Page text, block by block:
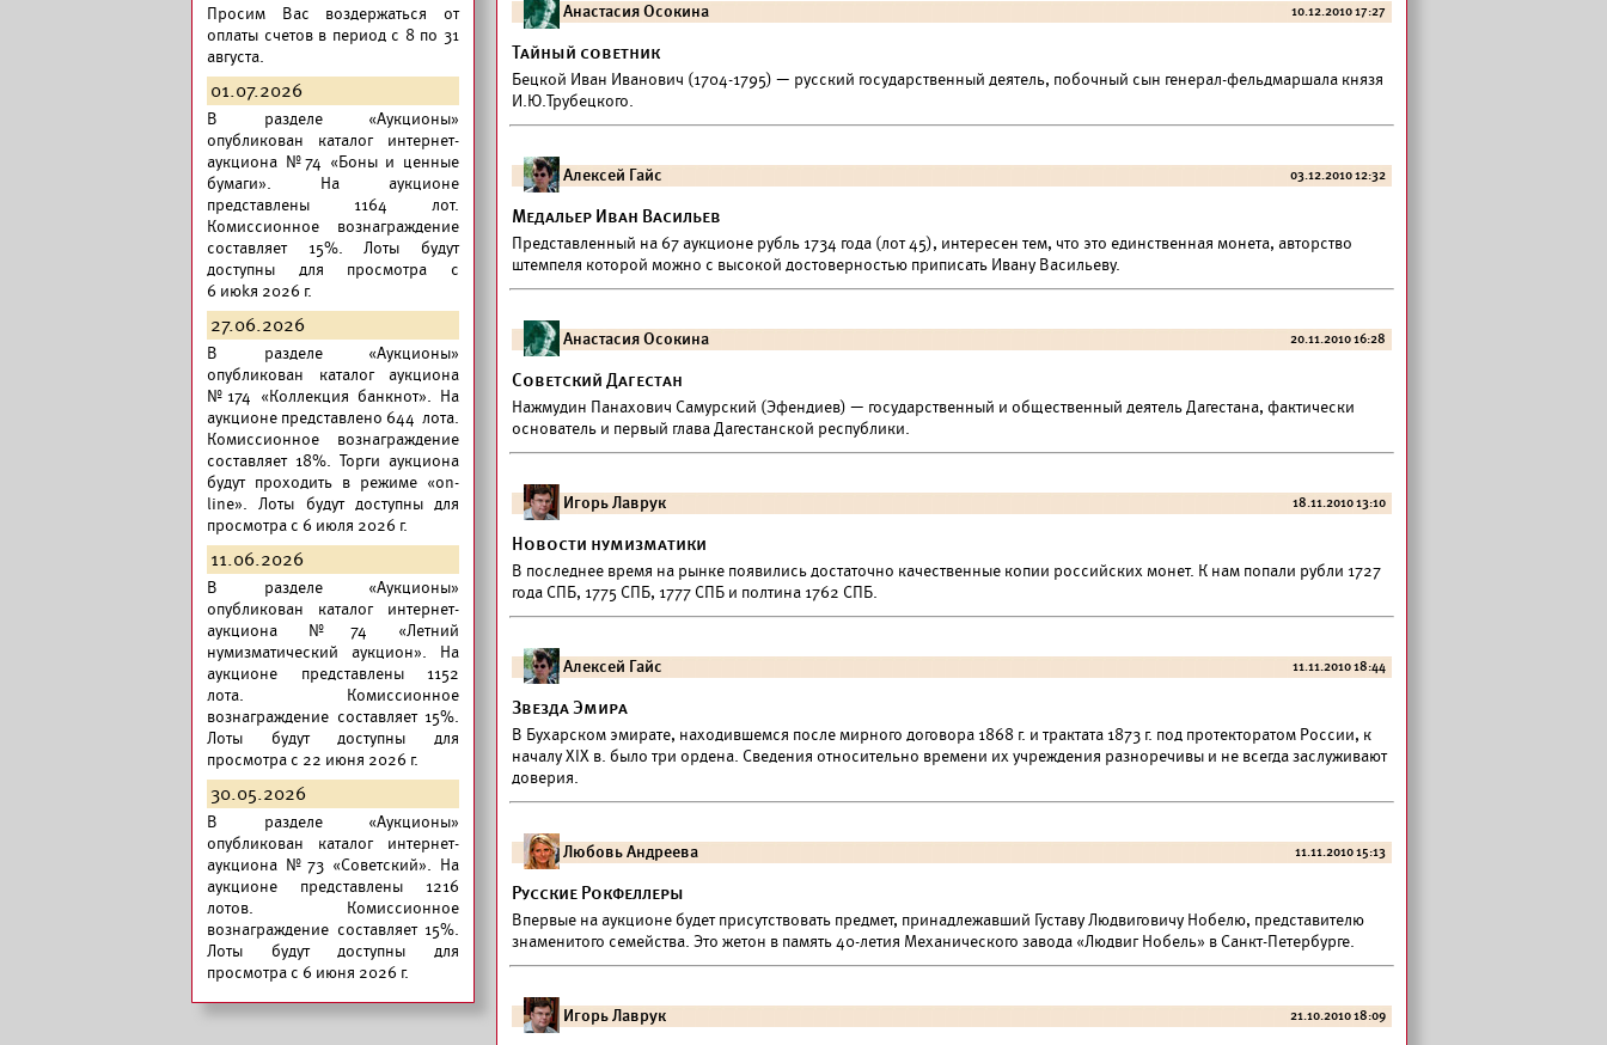
Просим Вас воздержаться от
оплаты счетов в период с 8 по 31
августа.
01.07.2026
В разделе «Аукционы»
опубликован каталог интернет-
аукциона №74 «Боны и ценные
бумаги». На аукционе
представлены 1164 лот.
Комиссионное вознаграждение
составляет 15%. Лоты будут
доступны для просмотра с
6 июkя 2026 г.
27.06.2026
В разделе «Аукционы»
опубликован каталог аукциона
№174 «Коллекция банкнот». На
аукционе представлено 644 лота.
Комиссионное вознаграждение
составляет 18%. Торги аукциона
будут проходить в режиме «on-
line». Лоты будут доступны для
просмотра с 6 июля 2026 г.
11.06.2026
В разделе «Аукционы»
опубликован каталог интернет-
аукциона №74 «Летний
нумизматический аукцион». На
аукционе представлены 1152
лота. Комиссионное
вознаграждение составляет 15%.
Лоты будут доступны для
просмотра с 22 июня 2026 г.
30.05.2026
В разделе «Аукционы»
опубликован каталог интернет-
аукциона №73 «Советский». На
аукционе представлены 1216
лотов. Комиссионное
вознаграждение составляет 15%.
Лоты будут доступны для
просмотра с 6 июня 2026 г.
Анастасия Осокина 10.12.2010 17:27
Тайный советник
Бецкой Иван Иванович (1704-1795) — русский государственный деятель, побочный сын генерал-фельдмаршала князя
И.Ю.Трубецкого.
Алексей Гайс 03.12.2010 12:32
Медальер Иван Васильев
Представленный на 67 аукционе рубль 1734 года (лот 45), интересен тем, что это единственная монета, авторство
штемпеля которой можно с высокой достоверностью приписать Ивану Васильеву.
Анастасия Осокина 20.11.2010 16:28
Советский Дагестан
Нажмудин Панахович Самурский (Эфендиев) — государственный и общественный деятель Дагестана, фактически
основатель и первый глава Дагестанской республики.
Игорь Лаврук 18.11.2010 13:10
Новости нумизматики
В последнее время на рынке появились достаточно качественные копии российских монет. К нам попали рубли 1727
года СПБ, 1775 СПБ, 1777 СПБ и полтина 1762 СПБ.
Алексей Гайс 11.11.2010 18:44
Звезда Эмира
В Бухарском эмирате, находившемся после мирного договора 1868 г. и трактата 1873 г. под протекторатом России, к
началу XIX в. было три ордена. Сведения относительно времени их учреждения разноречивы и не всегда заслуживают
доверия.
Любовь Андреева 11.11.2010 15:13
Русские Рокфеллеры
Впервые на аукционе будет присутствовать предмет, принадлежавший Густаву Людвиговичу Нобелю, представителю
знаменитого семейства. Это жетон в память 40-летия Механического завода «Людвиг Нобель» в Санкт-Петербурге.
Игорь Лаврук 21.10.2010 18:09